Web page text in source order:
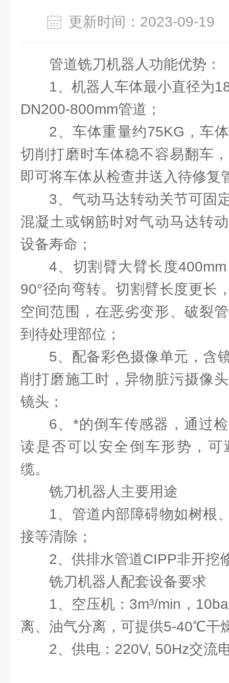
更新时间：2023-09-
管道铣刀机器人功能优势：
1、机器人车体最小直径为
DN200-800mm管道；
2、车体重量约75KG，车
切削打磨时车体稳不容易翻车
即可将车体从检查井送入待修复
3、气动马达转动关节可固
混凝土或钢筋时对气动马达转
设备寿命；
4、切割臂大臂长度
90°径向弯转。切割臂长度更长
空间范围，在恶劣变形、破裂
到待处理部位；
5、配备彩色摄像单元，含
削打磨施工时，异物脏污摄像
镜头；
6、*的倒车传感器，通过
读是否可以安全倒车形势，可
缆。
铣刀机器人主要用途
1、管道内部障碍物如树根
接等清除；
2、供排水管道CIPP非开挖
铣刀机器人配套设备要求
1、空压机：3m³/min，
离、油气分离，可提供5-40℃干
2、供电：220V, 50Hz交流